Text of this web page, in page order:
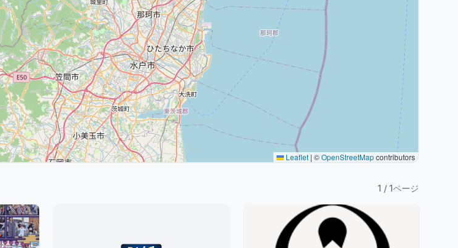
Leaflet | ©OpenStreetMapcontributors
1 / 1ページ